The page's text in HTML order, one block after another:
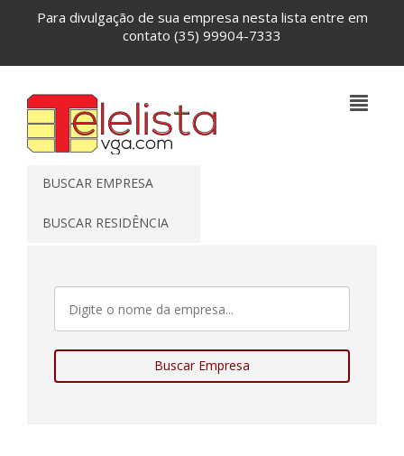
Para divulgação de sua empresa nesta lista entre em
contato (35) 99904-7333
BUSCAR EMPRESA
BUSCAR RESIDÊNCIA
Buscar Empresa